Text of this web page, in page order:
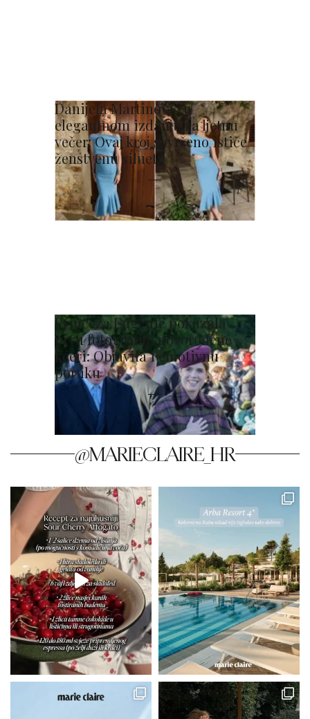
Danijela Martinović u
elegantnom izdanju za ljetnu
večer: Ovaj kroj savršeno ističe
ženstvenu siluetu
Princeza Eugenie pokazala
prvu fotografiju novorođene
kćeri: Objavila i emotivnu
poruku
@MARIECLAIRE_HR